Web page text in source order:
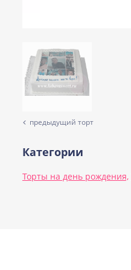
предыдущий торт
Категории
Торты на день рождения,